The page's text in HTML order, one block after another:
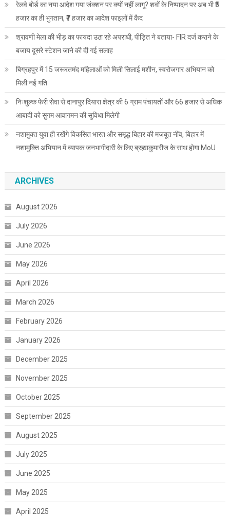
रेलवे बोर्ड का नया आदेश गया जंक्शन पर क्यों नहीं लागू? शवों के निष्पादन पर अब भी ₹5
हजार का ही भुगतान, ₹7 हजार का आदेश फाइलों में कैद
श्रावणी मेला की भीड़ का फायदा उठा रहे अपराधी, पीड़ित ने बताया- FIR दर्ज कराने के
बजाय दूसरे स्टेशन जाने की दी गई सलाह
बिग्रहपुर में 15 जरूरतमंद महिलाओं को मिली सिलाई मशीन, स्वरोजगार अभियान को
मिली नई गति
निःशुल्क फेरी सेवा से दानापुर दियारा क्षेत्र की 6 ग्राम पंचायतों और 66 हजार से अधिक
आबादी को सुगम आवागमन की सुविधा मिलेगी
नशामुक्त युवा ही रखेंगे विकसित भारत और समृद्ध बिहार की मजबूत नींव, बिहार में
नशामुक्ति अभियान में व्यापक जनभागीदारी के लिए ब्रह्माकुमारीज के साथ होगा MoU
ARCHIVES
August 2026
July 2026
June 2026
May 2026
April 2026
March 2026
February 2026
January 2026
December 2025
November 2025
October 2025
September 2025
August 2025
July 2025
June 2025
May 2025
April 2025